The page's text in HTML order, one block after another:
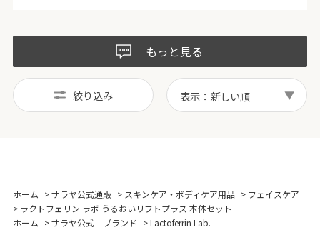
もっと見る
絞り込み 表示：新しい順
ホーム >サラヤ公式通販 > スキンケア・ボディケア用品 > フェイスケア
> ラクトフェリン ラボ うるおいリフトプラス 本体セット
ホーム >サラヤ公式 ブランド >Lactoferrin Lab.